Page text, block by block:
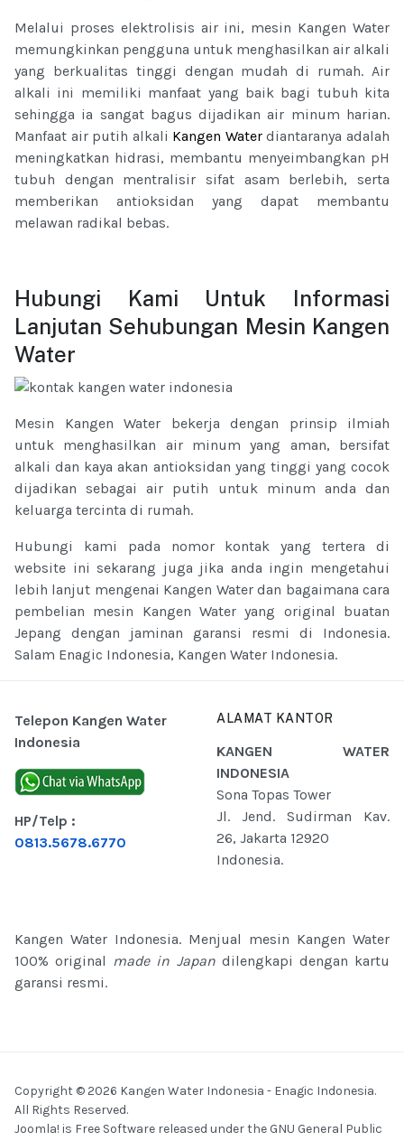
Melalui proses elektrolisis air ini, mesin Kangen Water
memungkinkan pengguna untuk menghasilkan air alkali
yang berkualitas tinggi dengan mudah di rumah. Air
alkali ini memiliki manfaat yang baik bagi tubuh kita
sehingga ia sangat bagus dijadikan air minum harian.
Manfaat air putih alkali Kangen Waterdiantaranya adalah
meningkatkan hidrasi, membantu menyeimbangkan pH
tubuh dengan mentralisir sifat asam berlebih, serta
memberikan antioksidan yang dapat membantu
melawan radikal bebas.
Hubungi Kami Untuk Informasi
Lanjutan Sehubungan Mesin Kangen
Water
Mesin Kangen Water bekerja dengan prinsip ilmiah
untuk menghasilkan air minum yang aman, bersifat
alkali dan kaya akan antioksidan yang tinggi yang cocok
dijadikan sebagai air putih untuk minum anda dan
keluarga tercinta di rumah.
Hubungi kami pada nomor kontak yang tertera di
website ini sekarang juga jika anda ingin mengetahui
lebih lanjut mengenai Kangen Water dan bagaimana cara
pembelian mesin Kangen Water yang original buatan
Jepang dengan jaminan garansi resmi di Indonesia.
Salam Enagic Indonesia, Kangen Water Indonesia.
Telepon Kangen Water
Indonesia
HP/Telp :
0813.5678.6770
ALAMAT KANTOR
KANGEN WATER
INDONESIA
Sona Topas Tower
Jl. Jend. Sudirman Kav.
26, Jakarta 12920
Indonesia.
Kangen Water Indonesia. Menjual mesin Kangen Water
100% original made in Japandilengkapi dengan kartu
garansi resmi.
Copyright © 2026 Kangen Water Indonesia - Enagic Indonesia.
All Rights Reserved.
Joomla! is Free Software released under the GNU General Public